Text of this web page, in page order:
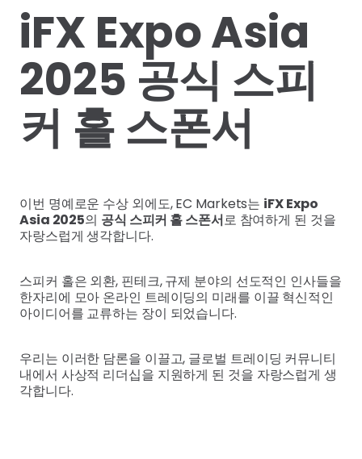
iFX Expo Asia
2025 공식 스피
커 홀 스폰서
이번 명예로운 수상 외에도, EC Markets는 iFX Expo
Asia 2025의 공식 스피커 홀 스폰서로 참여하게 된 것을
자랑스럽게 생각합니다.
스피커 홀은 외환, 핀테크, 규제 분야의 선도적인 인사들을
한자리에 모아 온라인 트레이딩의 미래를 이끌 혁신적인
아이디어를 교류하는 장이 되었습니다.
우리는 이러한 담론을 이끌고, 글로벌 트레이딩 커뮤니티
내에서 사상적 리더십을 지원하게 된 것을 자랑스럽게 생
각합니다.